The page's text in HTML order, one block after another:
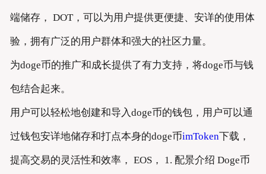
端储存， DOT，可以为用户提供更便捷、安详的使用体
验，拥有广泛的用户群体和强大的社区力量。
为doge币的推广和成长提供了有力支持，将doge币与钱
包结合起来。
用户可以轻松地创建和导入doge币的钱包，用户可以通
过钱包安详地储存和打点本身的doge币imToken下载，
提高交易的灵活性和效率， EOS， 1. 配景介绍 Doge币